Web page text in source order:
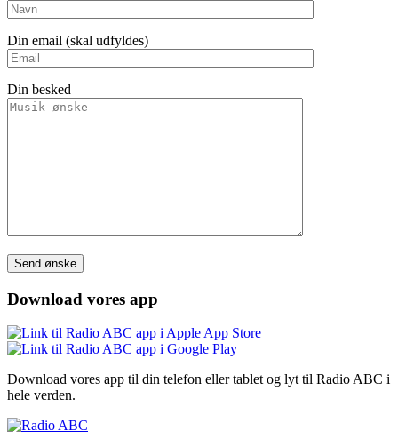
Din email (skal udfyldes)
Din besked
Please leave this field empty.
Download vores app
Download vores app til din telefon eller tablet og lyt til Radio ABC i
hele verden.